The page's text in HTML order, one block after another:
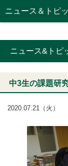
ニュース＆トピ
ニュース&トピ
中3生の課題研
2020.07.21（火）